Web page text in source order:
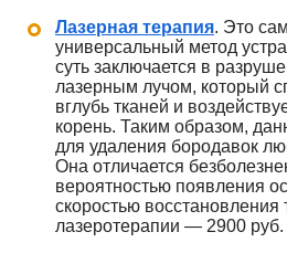
Лазерная терапия. Это
универсальный метод
суть заключается в
лазерным лучом, который
вглубь тканей и
корень. Таким образом,
для удаления бородавок
Она отличается
вероятностью появления
скоростью восстановления
лазеротерапии — 2900 руб.